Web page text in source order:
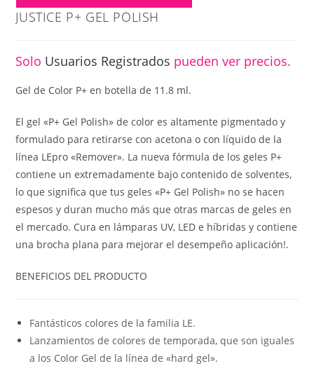
JUSTICE P+ GEL POLISH
Solo Usuarios Registrados pueden ver precios.
Gel de Color P+ en botella de 11.8 ml.
El gel «P+ Gel Polish» de color es altamente pigmentado y
formulado para retirarse con acetona o con líquido de la
línea LEpro «Remover». La nueva fórmula de los geles P+
contiene un extremadamente bajo contenido de solventes,
lo que significa que tus geles «P+ Gel Polish» no se hacen
espesos y duran mucho más que otras marcas de geles en
el mercado. Cura en lámparas UV, LED e híbridas y contiene
una brocha plana para mejorar el desempeño aplicación!.
BENEFICIOS DEL PRODUCTO
Fantásticos colores de la familia LE.
Lanzamientos de colores de temporada, que son iguales
a los Color Gel de la línea de «hard gel».